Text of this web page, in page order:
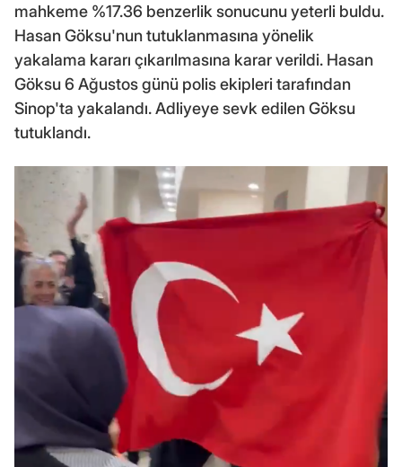
mahkeme %17.36 benzerlik sonucunu yeterli buldu.
Hasan Göksu'nun tutuklanmasına yönelik
yakalama kararı çıkarılmasına karar verildi. Hasan
Göksu 6 Ağustos günü polis ekipleri tarafından
Sinop'ta yakalandı. Adliyeye sevk edilen Göksu
tutuklandı.